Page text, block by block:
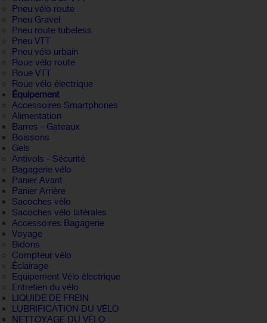
Pneu vélo route
Pneu Gravel
Pneu route tubeless
Pneu VTT
Pneu vélo urbain
Roue vélo route
Roue VTT
Roue vélo électrique
Équipement
Accessoires Smartphones
Alimentation
Barres - Gateaux
Boissons
Gels
Antivols - Sécurité
Bagagerie vélo
Panier Avant
Panier Arrière
Sacoches vélo
Sacoches vélo latérales
Accessoires Bagagerie
Voyage
Bidons
Compteur vélo
Éclairage
Equipement Vélo électrique
Entretien du vélo
LIQUIDE DE FREIN
LUBRIFICATION DU VÉLO
NETTOYAGE DU VÉLO